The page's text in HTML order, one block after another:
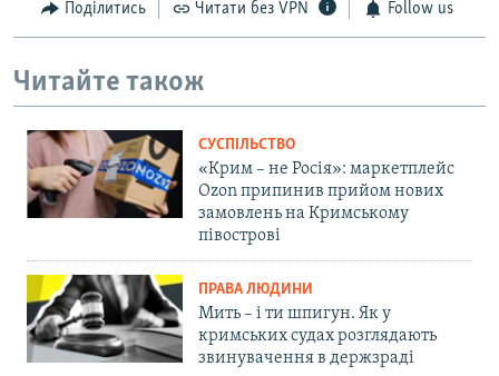
Поділитись Читати без VPN Follow us
Читайте також
СУСПІЛЬСТВО
«Крим – не Росія»: маркетплейс
Ozon припинив прийом нових
замовлень на Кримському
півострові
ПРАВА ЛЮДИНИ
Мить – і ти шпигун. Як у
кримських судах розглядають
звинувачення в держзраді